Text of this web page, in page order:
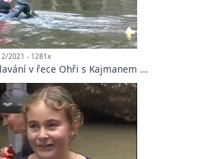
2021 - 1281x
v řece Ohři s Kajmanem ...